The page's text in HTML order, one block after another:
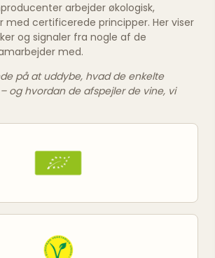
arbejder økologisk,
certificerede principper. Her viser
og signaler fra nogle af de
med.
på at uddybe, hvad de enkelte
og hvordan de afspejler de vine, vi